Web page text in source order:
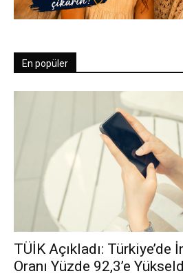
En popüler
TÜİK Açıkladı: Türkiye’de
Oranı Yüzde 92,3’e